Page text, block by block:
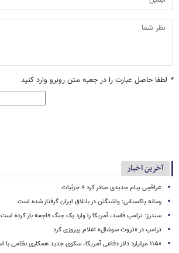
* لطفا حاصل عبارت را در جعبه متن روبرو وارد کنید
آخرین اخبار
عراقچی پیام جدیدی صادر کرد + جزئیات
رسانه پاکستانی: واشنگتن در باتلاق ایران گرفتار شده است
سندرز: ترامپ فاسد، آمریکا را وارد یک جنگ فاجعه بار کرده است
ترامپ در «تروث سوشال» اعلام پیروزی کرد
۱۱۵۰ میلیارد دلار دفاعی آمریکا، سکوی جدید همکاری نظامی با اسرائیل؟